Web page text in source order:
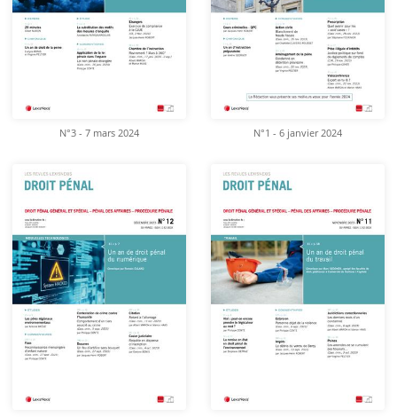
N°3 - 7 mars 2024 N°1 - 6 janvier 2024